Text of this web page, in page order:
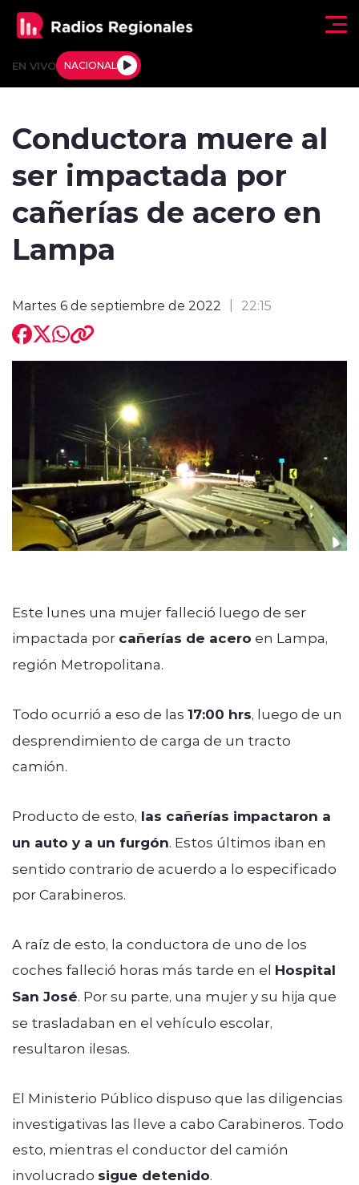
EN VIVO NACIONAL
Tendencias
Regiones al Aire
Entrevistas
modo claro
Conductora muere al
ser impactada por
cañerías de acero en
Lampa
Martes 6 de septiembre de 2022 22:15
Este lunes una mujer falleció luego de ser
impactada por cañerías de acero en Lampa,
región Metropolitana.
Todo ocurrió a eso de las 17:00 hrs, luego de un
desprendimiento de carga de un tracto
camión.
Producto de esto, las cañerías impactaron a
un auto y a un furgón. Estos últimos iban en
sentido contrario de acuerdo a lo especificado
por Carabineros.
A raíz de esto, la conductora de uno de los
coches falleció horas más tarde en el Hospital
San José. Por su parte, una mujer y su hija que
se trasladaban en el vehículo escolar,
resultaron ilesas.
El Ministerio Público dispuso que las diligencias
investigativas las lleve a cabo Carabineros. Todo
esto, mientras el conductor del camión
involucrado sigue detenido.